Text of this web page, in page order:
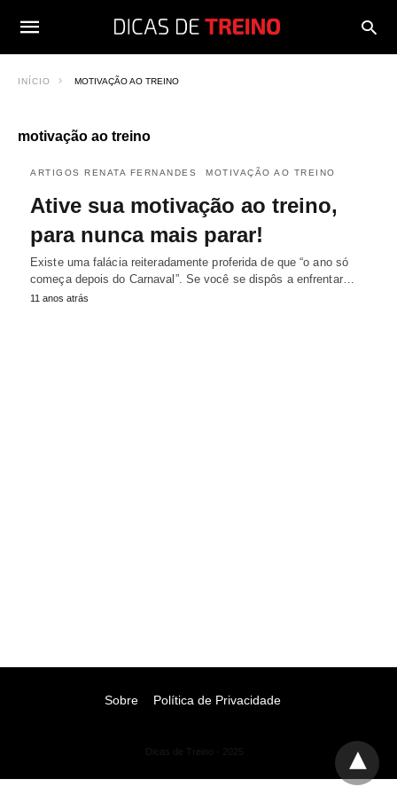
INÍCIO MOTIVAÇÃO AO TREINO
motivação ao treino
ARTIGOS RENATA FERNANDES MOTIVAÇÃO AO TREINO
Ative sua motivação ao treino,
para nunca mais parar!
Existe uma falácia reiteradamente proferida de que “o ano só
começa depois do Carnaval”. Se você se dispôs a enfrentar…
11 anos atrás
Sobre Política de Privacidade
Dicas de Treino - 2025